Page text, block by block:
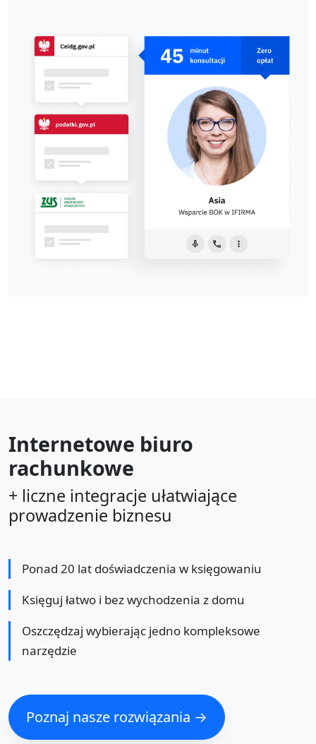
Internetowe biuro
rachunkowe
+ liczne integracje ułatwiające
prowadzenie biznesu
Ponad 20 lat doświadczenia w księgowaniu
Księguj łatwo i bez wychodzenia z domu
Oszczędzaj wybierając jedno kompleksowe
narzędzie
Poznaj nasze rozwiązania →